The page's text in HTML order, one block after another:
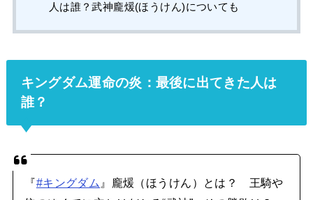
人は誰？武神龐煖(ほうけん)についても
キングダム運命の炎：最後に出てきた人は
誰？
『#キングダム 』龐煖（ほうけん）とは？ 王騎や